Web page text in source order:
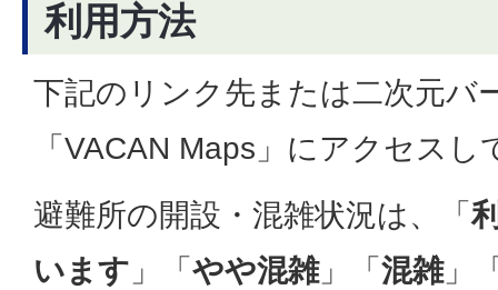
利用方法
下記のリンク先または二次元バ
「VACAN Maps」にアクセスし
避難所の開設・混雑状況は、「
います 」「 やや混雑」「 混雑」